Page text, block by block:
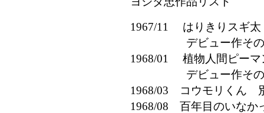
1967/11 はりきりスギ
デビュー作その
1968/01 植物人間ピー
デビュー作その
1968/03 コウモリくん
1968/08 百年目のいな